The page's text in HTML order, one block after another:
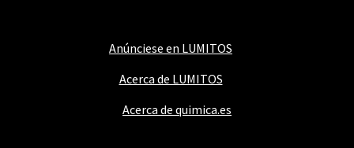
Anúnciese en LUMITOS
Acerca de LUMITOS
Acerca de quimica.es